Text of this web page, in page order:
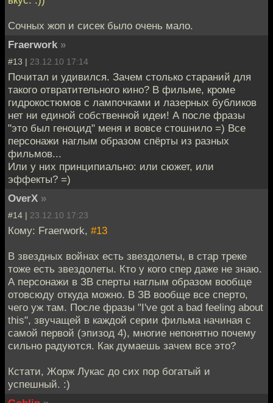
Сочных жоп и сисек было очень мало.
Fraerwork »
#13 | 23.12.10 17:14
Почитал и удивился. Зачем столько стараний для
такого отвратительного кино? В фильме, кроме
гидрокостюмов с лампочками и лазерных бубликов
нет ни единой собственной идеи! А после фразы
"это был геноцид" меня и вовсе стошнило =) Все
персонажи наглым образом спёрты из разных
фильмов...
Или у них принципиально: или сюжет, или
эффекты? =)
OverX »
#14 | 23.12.10 17:23
Кому: Fraerwork, #13
В звездных войнах есть звездолеты, в стар треке
тоже есть звездолеты. Кто у кого спер даже не знаю.
А персонажи в ЗВ сперты наглым образом вообще
отовсюду откуда можно. В ЗВ вообще все сперто,
чего уж там. После фразы "I've got a bad feeling about
this", звучащей в каждой серии фильма начиная с
самой первой (эпизод 4), многие непонятно почему
сильно радуются. Как думаешь зачем все это?
Кстати, Жорж Лукас до сих пор богатый и
успешный. :)